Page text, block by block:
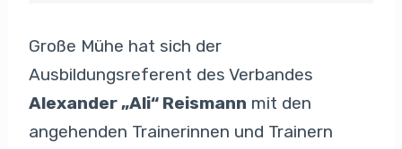
Große Mühe hat sich der
Ausbildungsreferent des Verbandes
Alexander „Ali“ Reismann mit den
angehenden Trainerinnen und Trainern